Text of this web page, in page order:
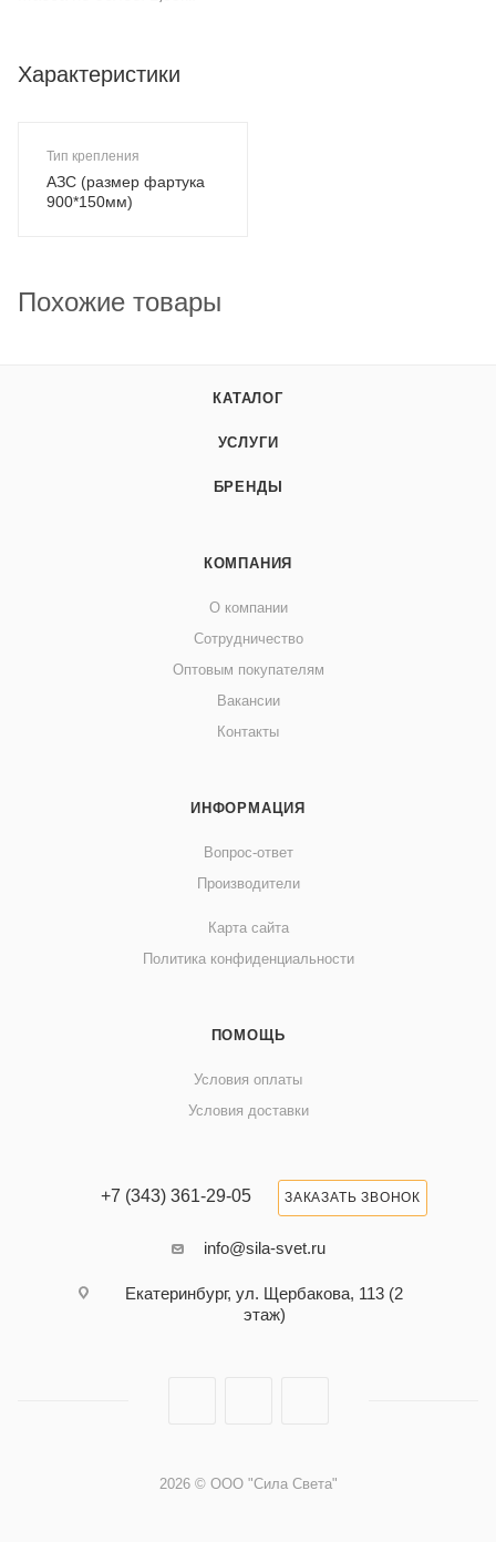
Характеристики
Тип крепления
АЗС (размер фартука
900*150мм)
Похожие товары
КАТАЛОГ
УСЛУГИ
БРЕНДЫ
КОМПАНИЯ
О компании
Сотрудничество
Оптовым покупателям
Вакансии
Контакты
ИНФОРМАЦИЯ
Вопрос-ответ
Производители
Карта сайта
Политика конфиденциальности
ПОМОЩЬ
Условия оплаты
Условия доставки
+7 (343) 361-29-05 ЗАКАЗАТЬ ЗВОНОК
info@sila-svet.ru
Екатеринбург, ул. Щербакова, 113 (2
этаж)
2026 © ООО "Сила Света"